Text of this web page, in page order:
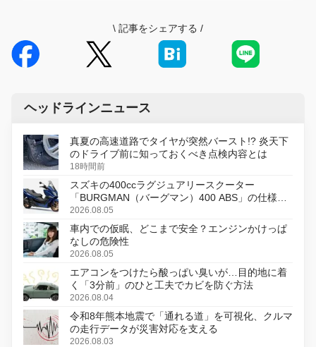
\ 記事をシェアする /
ヘッドラインニュース
真夏の高速道路でタイヤが突然バースト!? 炎天下
のドライブ前に知っておくべき点検内容とは
18時間前
スズキの400ccラグジュアリースクーター
「BURGMAN（バーグマン）400 ABS」の仕様を
変更し、8月18日に発売
2026.08.05
車内での仮眠、どこまで安全？エンジンかけっぱ
なしの危険性
2026.08.05
エアコンをつけたら酸っぱい臭いが…目的地に着
く「3分前」のひと工夫でカビを防ぐ方法
2026.08.04
令和8年熊本地震で「通れる道」を可視化、クルマ
の走行データが災害対応を支える
2026.08.03